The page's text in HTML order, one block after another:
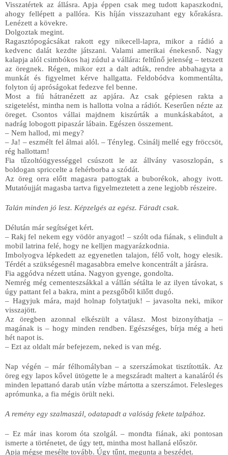
Visszatértek az állásra. Apja éppen csak meg tudott kapaszkodni,
ahogy fellépett a pallóra. Kis híján visszazuhant egy kőrakásra.
Lenézett a kövekre.
Dolgoztak megint.
Ragasztópogácsákat rakott egy nikecell-lapra, mikor a rádió a
kedvenc dalát kezdte játszani. Valami amerikai énekesnő. Nagy
kalapja alól csimbókos haj zúdul a vállára: feltűnő jelenség – tetszett
az öregnek. Régen, mikor ezt a dalt adták, rendre abbahagyta a
munkát és figyelmet kérve hallgatta. Feldobódva kommentálta,
folyton új apróságokat fedezve fel benne.
Most a fiú hátranézett az apjára. Az csak gépiesen rakta a
szigetelést, mintha nem is hallotta volna a rádiót. Keserűen nézte az
öreget. Csontos vállai majdnem kiszúrták a munkáskabátot, a
nadrág lobogott pipaszár lábain. Egészen összement.
– Nem hallod, mi megy?
– Ja! – eszmélt fel álmai alól. – Tényleg. Csinálj mellé egy fröccsöt,
rég hallottam!
Fia tűzoltóügyességgel csúszott le az állvány vasoszlopán, s
boldogan spriccelte a fehérborba a szódát.
Az öreg orra előtt magasra pattogtak a buborékok, ahogy ivott.
Mutatóujját magasba tartva figyelmeztetett a zene legjobb részeire.
Talán minden jó lesz. Képzelgés az egész. Fáradt csak.
Délután már segítséget kért.
– Rakj fel nekem egy vödör anyagot! – szólt oda fiának, s elindult a
mobil latrina felé, hogy ne kelljen magyarázkodnia.
Imbolyogva lépkedett az egyenetlen talajon, félő volt, hogy elesik.
Térdét a szükségesnél magasabbra emelve koncentrált a járásra.
Fia aggódva nézett utána. Nagyon gyenge, gondolta.
Nemrég még cementeszsákkal a vállán sétálta le az ilyen távokat, s
úgy pattant fel a bakra, mint a pezsgőből kilőtt dugó.
– Hagyjuk mára, majd holnap folytatjuk! – javasolta neki, mikor
visszajött.
Az öregben azonnal elkészült a válasz. Most bizonyíthatja –
magának is – hogy minden rendben. Egészséges, bírja még a heti
hét napot is.
– Ezt az oldalt már befejezem, neked is van még.
Nap végén – már félhomályban – a szerszámokat tisztították. Az
öreg egy lapos kővel ütögette le a megszáradt maltert a kanaláról és
minden lepattanó darab után vízbe mártotta a szerszámot. Felesleges
aprómunka, a fia mégis örült neki.
A remény egy szalmaszál, odatapadt a valóság fekete talpához.
– Ez már inas korom óta szolgál. – mondta fiának, aki pontosan
ismerte a történetet, de úgy tett, mintha most hallaná először.
Apja mégse mesélte tovább. Úgy tűnt, megunta a beszédet.